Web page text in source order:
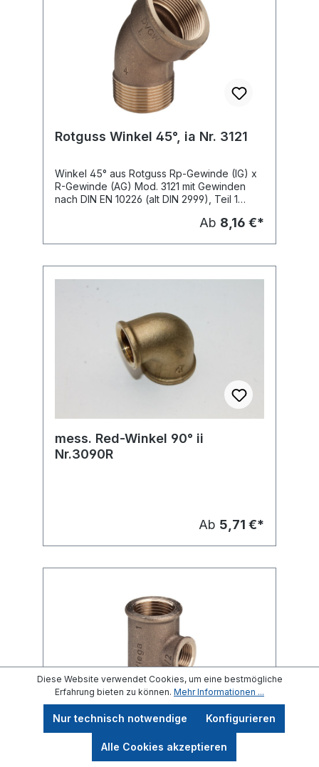
Rotguss Winkel 45°, ia Nr. 3121
Winkel 45° aus Rotguss Rp-Gewinde (IG) x
R-Gewinde (AG) Mod. 3121 mit Gewinden
nach DIN EN 10226 (alt DIN 2999), Teil 1
1988 und die Gasinstallation nach TRGI mit
Ab 8,16 €*
mess. Red-Winkel 90° ii
Nr.3090R
Ab 5,71 €*
Rotguss T-Stück Nr. 3130
Diese Website verwendet Cookies, um eine bestmögliche
Erfahrung bieten zu können. Mehr Informationen ...
Nur technisch notwendige Konfigurieren
Alle Cookies akzeptieren